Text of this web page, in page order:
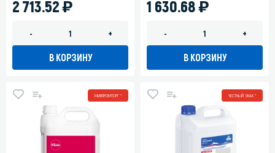
2 713.52)
- +
В КОРЗИНУ
1 630.68)
- +
В КОРЗИНУ
МИНПРОМТОРГ * ЧЕСТНЫЙ ЗНАК *